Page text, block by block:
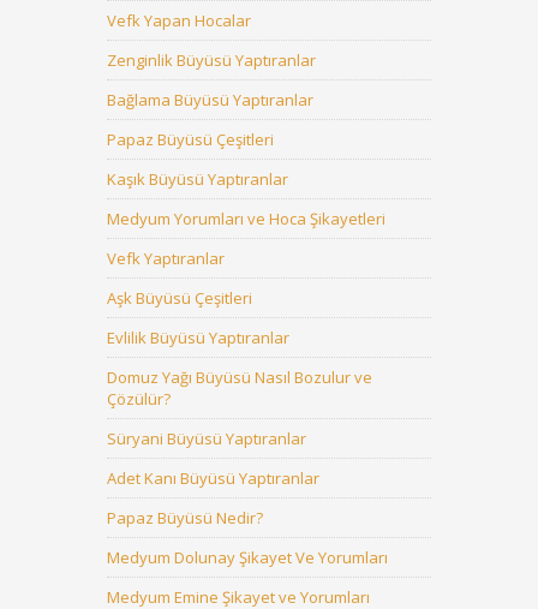
Vefk Yapan Hocalar
Zenginlik Büyüsü Yaptıranlar
Bağlama Büyüsü Yaptıranlar
Papaz Büyüsü Çeşitleri
Kaşık Büyüsü Yaptıranlar
Medyum Yorumları ve Hoca Şikayetleri
Vefk Yaptıranlar
Aşk Büyüsü Çeşitleri
Evlilik Büyüsü Yaptıranlar
Domuz Yağı Büyüsü Nasıl Bozulur ve
Çözülür?
Süryani Büyüsü Yaptıranlar
Adet Kanı Büyüsü Yaptıranlar
Papaz Büyüsü Nedir?
Medyum Dolunay Şikayet Ve Yorumları
Medyum Emine Şikayet ve Yorumları